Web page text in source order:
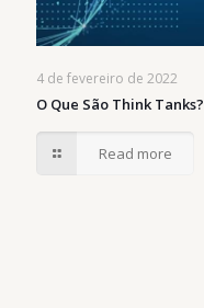
4 de fevereiro de 2022
O Que São Think Tanks?
Read more